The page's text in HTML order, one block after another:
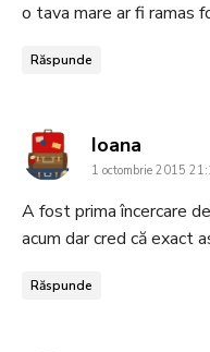
o tava mare ar fi ramas
Răspunde
Ioana
1 octombrie 2015
A fost prima încercare
acum dar cred că exact
Răspunde